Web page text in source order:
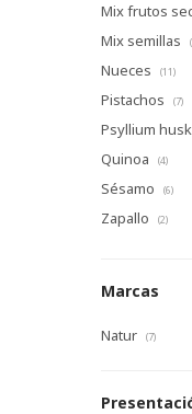
Mix frutos
Mix semillas
Nueces (11)
Pistachos (7)
Psyllium husk
Quinoa (4)
Sésamo (6)
Zapallo (2)
Marcas
Natur (7)